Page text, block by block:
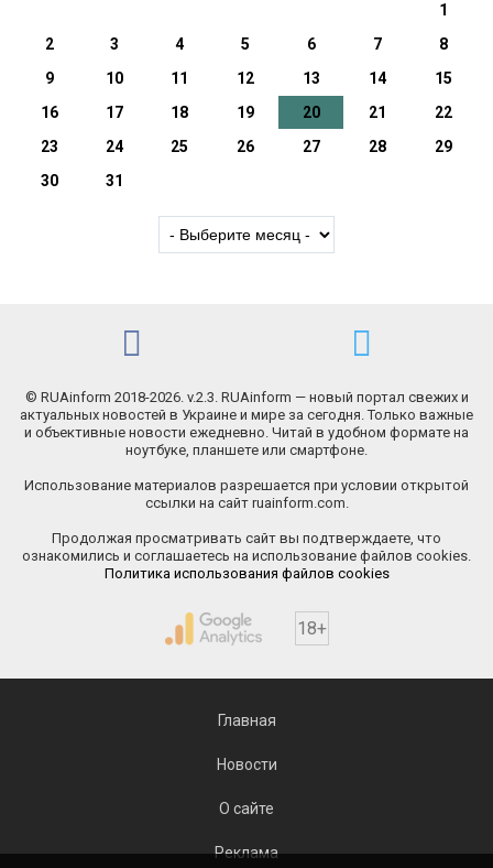
1
2
3 4 5 6 7
8
9
10 11 12 13 14
15
16
17 18 19 20 21
22
23
24 25 26 27 28
29
30
31
© RUAinform 2018-2026. v.2.3. RUAinform — новый портал свежих и
актуальных новостей в Украине и мире за сегодня. Только важные
и объективные новости ежедневно. Читай в удобном формате на
ноутбуке, планшете или смартфоне.
Использование материалов разрешается при условии открытой
ссылки на сайт ruainform.com.
Продолжая просматривать сайт вы подтверждаете, что
ознакомились и соглашаетесь на использование файлов cookies.
Политика использования файлов cookies
18+
Главная
Новости
О сайте
Реклама